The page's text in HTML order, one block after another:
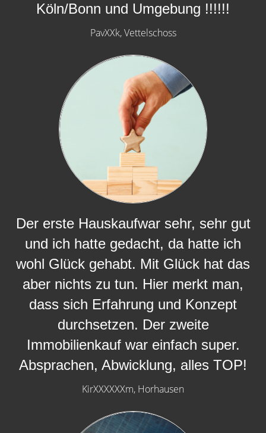
Köln/Bonn und Umgebung !!!!!!
PavXXk, Vettelschoss
Der erste Hauskaufwar sehr, sehr gut
und ich hatte gedacht, da hatte ich
wohl Glück gehabt. Mit Glück hat das
aber nichts zu tun. Hier merkt man,
dass sich Erfahrung und Konzept
durchsetzen. Der zweite
Immobilienkauf war einfach super.
Absprachen, Abwicklung, alles TOP!
KirXXXXXXm, Horhausen